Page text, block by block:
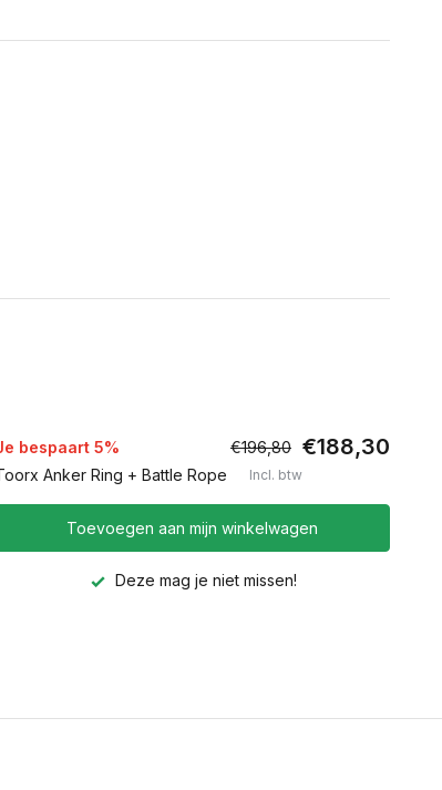
bespaart 5% €196,80 €188,30
Anker Ring + Battle Rope Incl. btw
Toevoegen aan mijn winkelwagen
Deze mag je niet missen!